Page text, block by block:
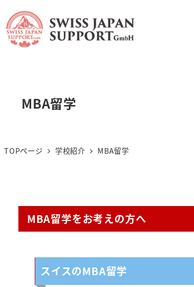
MBA留学
TOPページ 学校紹介 MBA留学
MBA留学をお考えの方へ
スイスのMBA留学